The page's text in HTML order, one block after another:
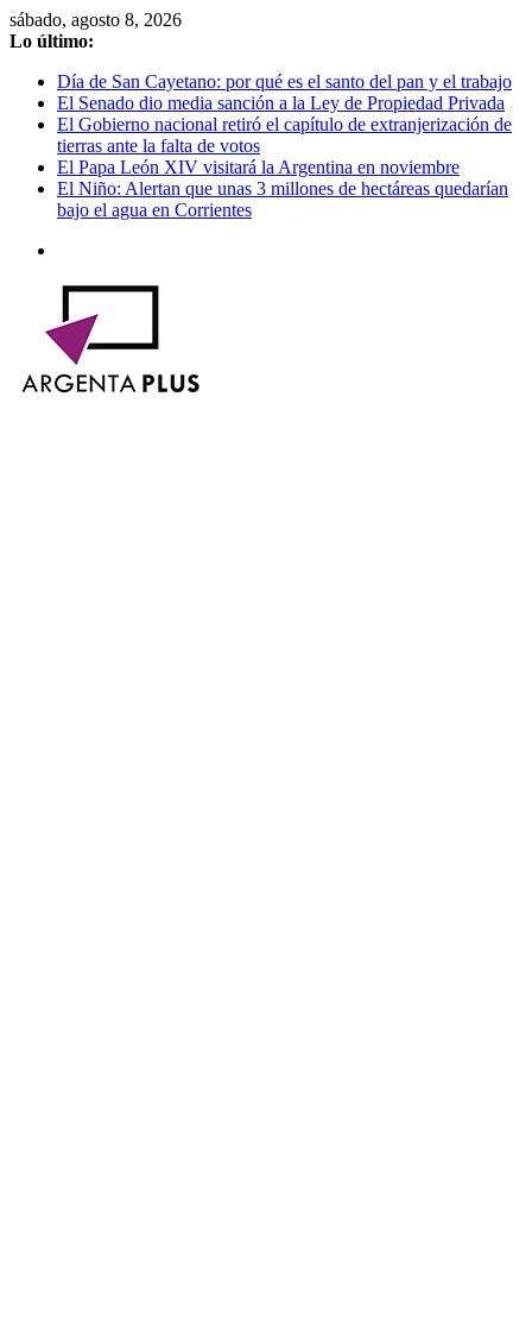
Saltar
al
sábado, agosto 8, 2026
Lo último:
Día de San Cayetano: por qué es el santo del pan y el trabajo
El Senado dio media sanción a la Ley de Propiedad Privada
El Gobierno nacional retiró el capítulo de extranjerización de
tierras ante la falta de votos
El Papa León XIV visitará la Argentina en noviembre
El Niño: Alertan que unas 3 millones de hectáreas quedarían
bajo el agua en Corrientes